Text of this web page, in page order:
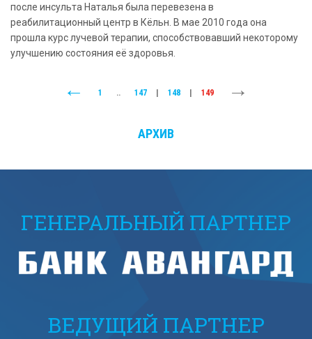
после инсульта Наталья была перевезена в
реабилитационный центр в Кёльн. В мае 2010 года она
прошла курс лучевой терапии, способствовавший некоторому
улучшению состояния её здоровья.
1 .. 147 | 148 | 149
АРХИВ
ГЕНЕРАЛЬНЫЙ ПАРТНЕР
ВЕДУЩИЙ ПАРТНЕР